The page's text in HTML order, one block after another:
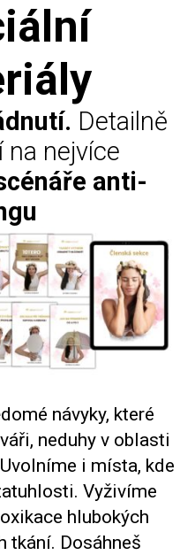
Detailně
na nejvíce
anti-
návyky, které
neduhy v oblasti
i místa, kde
Vyživíme
hlubokých
tkání. Dosáhneš